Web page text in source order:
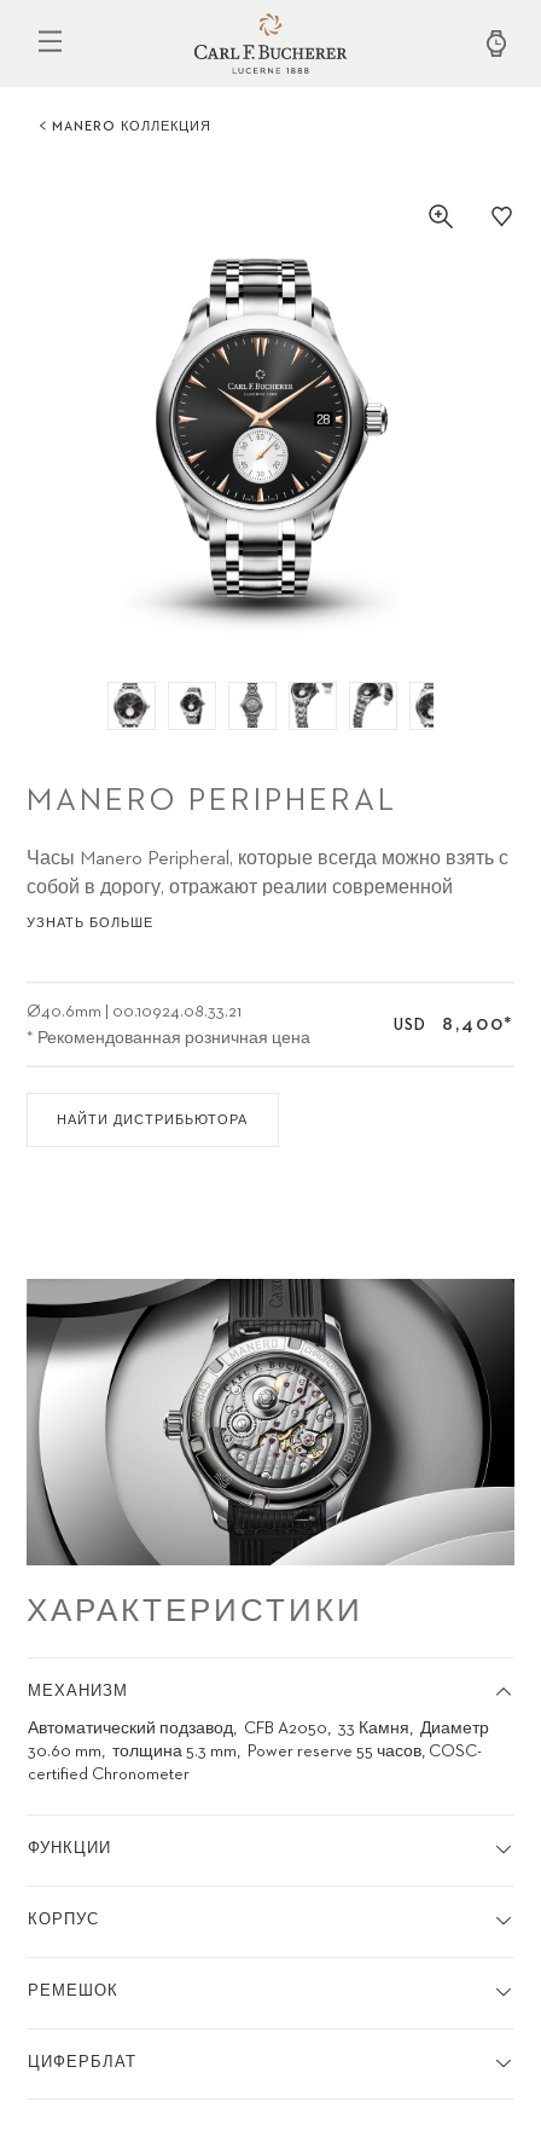
основному
MANERO КОЛЛЕКЦИЯ
MANERO PERIPHERAL
Часы Manero Peripheral, которые всегда можно взять с
собой в дорогу, отражают реалии современной
жизни: естественные цвета напоминают о
свежим взглядом и зарядиться энергией для
решения задач завтрашнего дня.
УЗНАТЬ БОЛЬШЕ
Ø40.6mm
00.10924.08.33.21
* Рекомендованная розничная цена
USD 8,400*
НАЙТИ ДИСТРИБЬЮТОРА
ХАРАКТЕРИСТИКИ
МЕХАНИЗМ
Автоматический подзавод CFB A2050 33 Камня
Диаметр
30.60 mm
толщина 5.3 mm
Power reserve 55 часов, COSC-
certified Chronometer
ФУНКЦИИ
КОРПУС
РЕМЕШОК
ЦИФЕРБЛАТ